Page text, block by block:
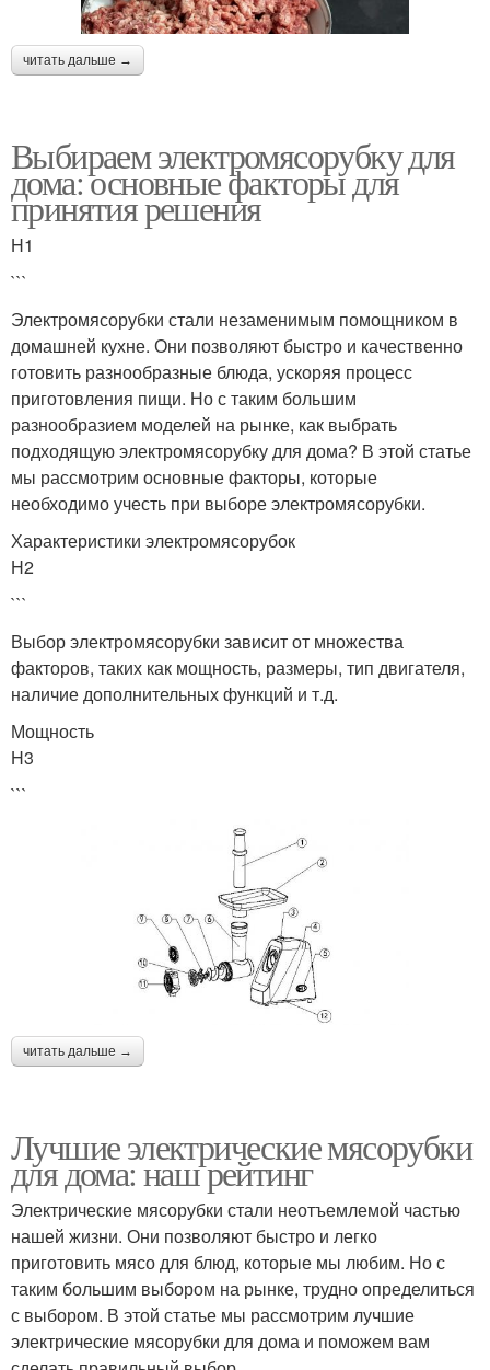
читать дальше →
Выбираем электромясорубку для
дома: основные факторы для
принятия решения
H1
```
Электромясорубки стали незаменимым помощником в
домашней кухне. Они позволяют быстро и качественно
готовить разнообразные блюда, ускоряя процесс
приготовления пищи. Но с таким большим
разнообразием моделей на рынке, как выбрать
подходящую электромясорубку для дома? В этой статье
мы рассмотрим основные факторы, которые
необходимо учесть при выборе электромясорубки.
Характеристики электромясорубок
H2
```
Выбор электромясорубки зависит от множества
факторов, таких как мощность, размеры, тип двигателя,
наличие дополнительных функций и т.д.
Мощность
H3
```
читать дальше →
Лучшие электрические мясорубки
для дома: наш рейтинг
Электрические мясорубки стали неотъемлемой частью
нашей жизни. Они позволяют быстро и легко
приготовить мясо для блюд, которые мы любим. Но с
таким большим выбором на рынке, трудно определиться
с выбором. В этой статье мы рассмотрим лучшие
электрические мясорубки для дома и поможем вам